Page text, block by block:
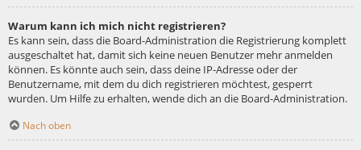
Warum kann ich mich nicht registrieren?
Es kann sein, dass die Board-Administration die Registrierung komplett
ausgeschaltet hat, damit sich keine neuen Benutzer mehr anmelden
können. Es könnte auch sein, dass deine IP-Adresse oder der
Benutzername, mit dem du dich registrieren möchtest, gesperrt
wurden. Um Hilfe zu erhalten, wende dich an die Board-Administration.
Nach oben